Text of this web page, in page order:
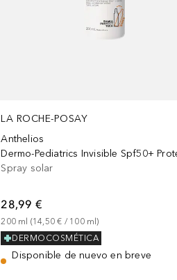
LA ROCHE-POSAY
Anthelios
Spray solar
28,99 €
200 ml (14,50 € / 100 ml)
DERMOCOSMÉTICA
Disponible de nuevo en breve